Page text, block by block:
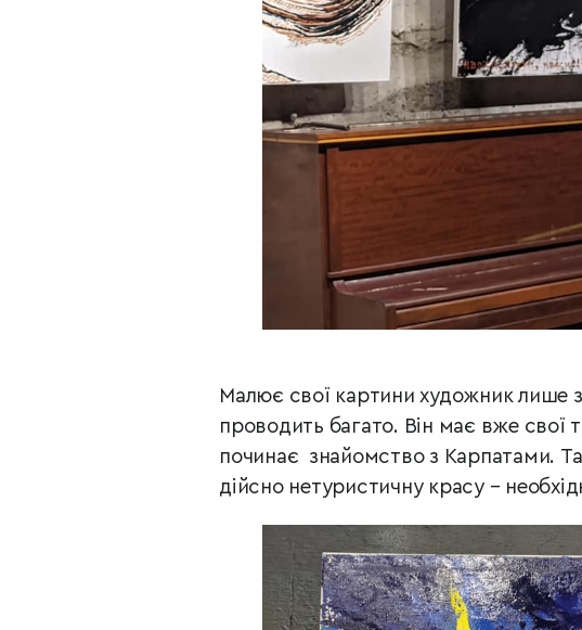
Малює свої картини художник лише
проводить багато. Він має вже свої
починає знайомство з Карпатами.
дійсно нетуристичну красу –